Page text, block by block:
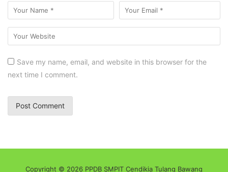
Save my name, email, and website in this browser for the
next time I comment.
Copyright © 2026 PPDB SMPIT Cendikia Tulang Bawang